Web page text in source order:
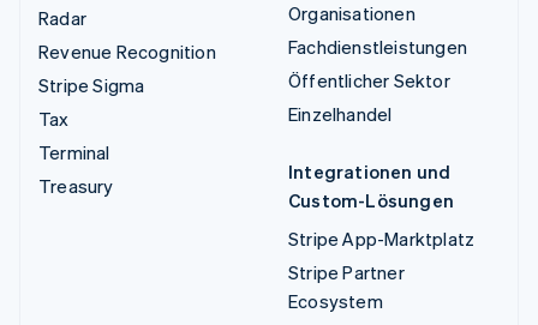
Radar
Revenue Recognition
Stripe Sigma
Tax
Terminal
Treasury
Organisationen
Fachdienstleistungen
Öffentlicher Sektor
Einzelhandel
Integrationen und
Custom-Lösungen
Stripe App-Marktplatz
Stripe Partner
Ecosystem